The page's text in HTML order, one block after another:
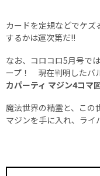
カードを定規などでケズ
するかは運次第だ!!
なお、コロコロ5月号で
ープ！ 現在判明したバ
カパーティ マジン4コマ図
魔法世界の精霊と、この
マジンを手に入れ、ライ